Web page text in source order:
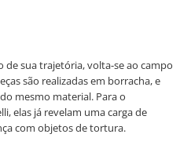
de sua trajetória, volta-se ao campo
são realizadas em borracha, e
mesmo material. Para o
elas já revelam uma carga de
com objetos de tortura.